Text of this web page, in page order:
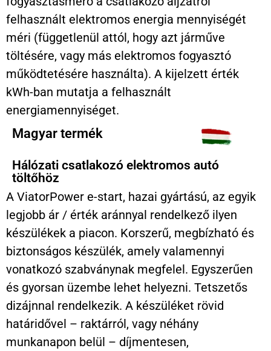
felhasznált elektromos energia mennyiségét
méri (függetlenül attól, hogy azt járműve
töltésére, vagy más elektromos fogyasztó
működtetésére használta). A kijelzett érték
kWh-ban mutatja a felhasznált
energiamennyiséget.
Magyar termék
Hálózati csatlakozó elektromos autó
töltőhöz
A ViatorPower e-start, hazai gyártású, az egyik
legjobb ár / érték aránnyal rendelkező ilyen
készülékek a piacon. Korszerű, megbízható és
biztonságos készülék, amely valamennyi
vonatkozó szabványnak megfelel. Egyszerűen
és gyorsan üzembe lehet helyezni. Tetszetős
dizájnnal rendelkezik. A készüléket rövid
határidővel – raktárról, vagy néhány
munkanapon belül – díjmentesen,